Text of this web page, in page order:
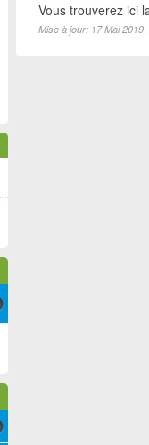
Vous trouverez ici
Mise à jour: 17 Mai 2019